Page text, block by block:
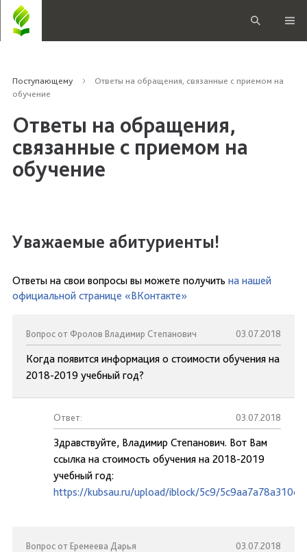
Поступающему
Ответы на обращения, связанные с приемом на
обучение
Ответы на обращения,
связанные с приемом на
обучение
Уважаемые абитуриенты!
Ответы на свои вопросы вы можете получить на нашей
официальной странице «ВКонтакте»
Вопрос от Фролов Владимир Степанович 03.07.2018
Когда появится информация о стоимости обучения на
2018-2019 учебный год?
Ответ: 03.07.2018
Здравствуйте, Владимир Степанович. Вот Вам
ссылка на стоимость обучения на 2018-2019
учебный год:
https://kubsau.ru/upload/iblock/5c9/
Вопрос от Еремеева Дарья 03.07.2018